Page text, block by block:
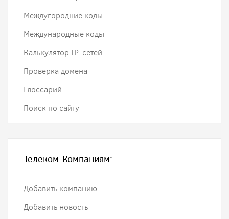
Междугородние коды
Международные коды
Калькулятор IP-сетей
Проверка домена
Глоссарий
Поиск по сайту
Телеком-Компаниям:
Добавить компанию
Добавить новость